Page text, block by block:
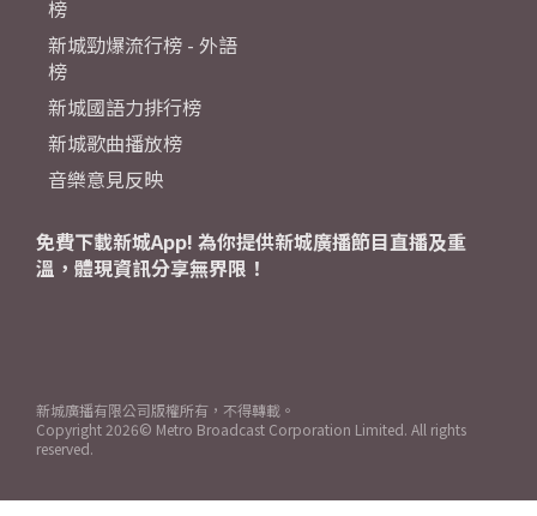
榜
新城勁爆流行榜 - 外語
榜
新城國語力排行榜
新城歌曲播放榜
音樂意見反映
免費下載新城App! 為你提供新城廣播節目直播及重
溫，體現資訊分享無界限！
新城廣播有限公司版權所有，不得轉載。
Copyright 2026© Metro Broadcast Corporation Limited. All rights
reserved.